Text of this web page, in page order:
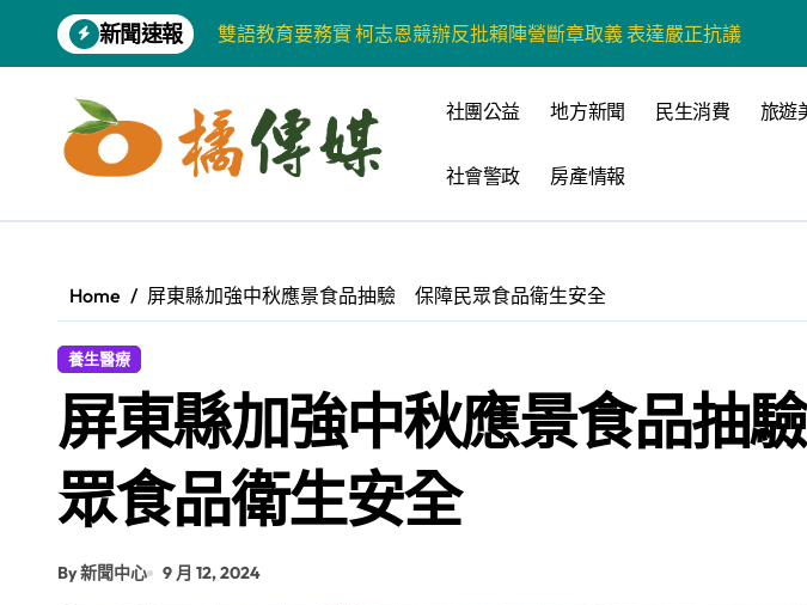
content
新聞速報
增殖放流超65萬尾魚苗 兩岸學生共營環保生態環境
柯志恩競選網站正式上線 打造數位選戰新平台 公開五大亮點
兩岸青年齊聚福州共話農文旅融合發展
爭取原住民選票 柯志恩提原民5大政策 打造城鄉共好高雄
雅安 天府之肺裡的安逸密碼 一座被時光偏愛的巴適小城
高科大機電系與日本愛媛大學跨校合作 並感謝世豐螺絲捐助獎學金
《讀者》8月號新聞焦點 【錦瑟】
【第十四屆海峽青年薈】青春交流聚同心 攜手融合共奮進
社團公益 地方新聞 民生消費 旅遊
社會警政 房產情報
Home 屏東縣加強中秋應景食品抽驗 保障民眾食品衛生安全
養生醫療
屏東縣加強中秋應景食品抽
眾食品衛生安全
By 新聞中心 9 月 12, 2024